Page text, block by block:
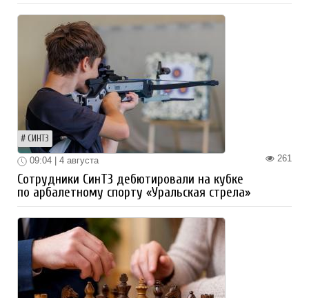
СИНТЗ
261
09:04 | 4 августа
Сотрудники СинТЗ дебютировали на кубке
по арбалетному спорту «Уральская стрела»